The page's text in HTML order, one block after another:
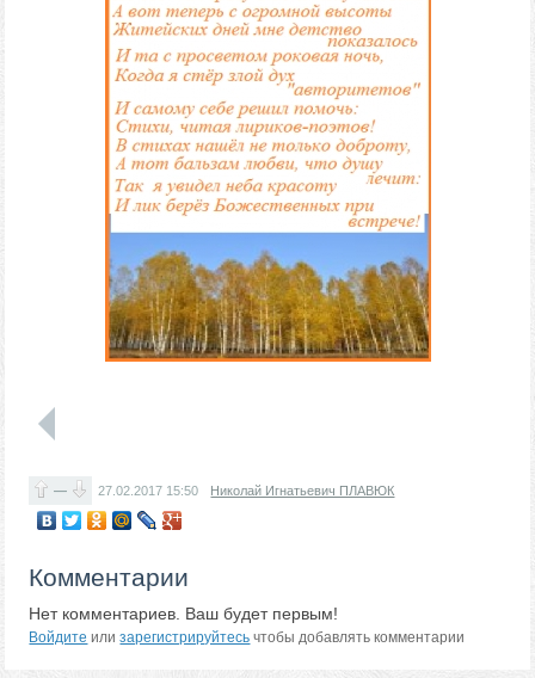
— 27.02.2017 15:50 Николай Игнатьевич ПЛАВЮК
Комментарии
Нет комментариев. Ваш будет первым!
Войдите илизарегистрируйтесь чтобы добавлять комментарии